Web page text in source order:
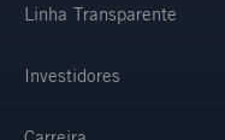
Linha Transparente
Investidores